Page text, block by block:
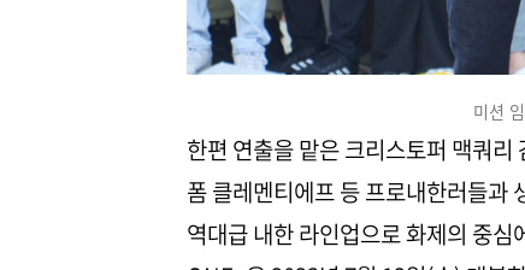
미션
한편 연출을 맡은 크리스토퍼 맥쿼
폼 클레멘티에프 등 프로내한러들과
역대급 내한 라인업으로 화제의 중